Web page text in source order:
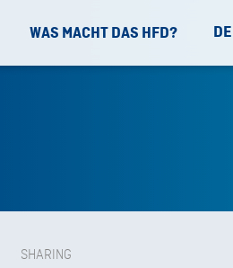
WAS MACHT DAS HFD? DE
SHARING